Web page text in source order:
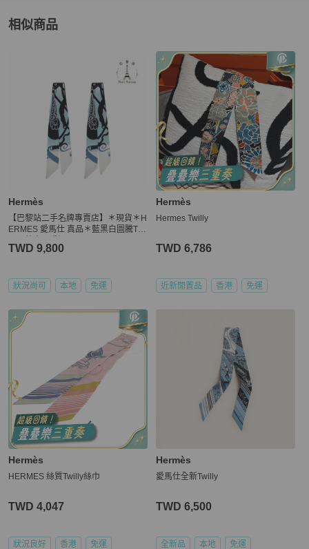
相似商品
推薦精品
Hermès
【巴黎站二手名牌專賣店】＊現貨＊H
ERMES 愛馬仕 真品＊藍黑白圖騰TW
TWD 9,800
狀況尚可 本地 免運
Hermès
Hermes Twilly
TWD 6,786
近新閒置品 香港 免運
Hermès
HERMES 絲質Twilly絲巾
TWD 4,047
狀況良好 香港 免運
Hermès
愛馬仕全新Twilly
TWD 6,500
全新品 本地 免運